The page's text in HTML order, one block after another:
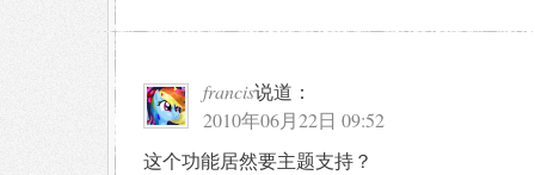
francis说道：
2010年06月22日 09:52
这个功能居然要主题支持？